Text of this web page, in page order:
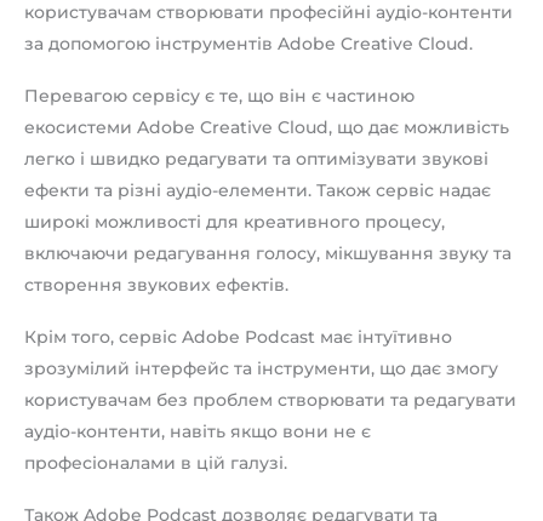
користувачам створювати професійні аудіо-контенти
за допомогою інструментів Adobe Creative Cloud.
Перевагою сервісу є те, що він є частиною
екосистеми Adobe Creative Cloud, що дає можливість
легко і швидко редагувати та оптимізувати звукові
ефекти та різні аудіо-елементи. Також сервіс надає
широкі можливості для креативного процесу,
включаючи редагування голосу, мікшування звуку та
створення звукових ефектів.
Крім того, сервіс Adobe Podcast має інтуїтивно
зрозумілий інтерфейс та інструменти, що дає змогу
користувачам без проблем створювати та редагувати
аудіо-контенти, навіть якщо вони не є
професіоналами в цій галузі.
Також Adobe Podcast дозволяє редагувати та